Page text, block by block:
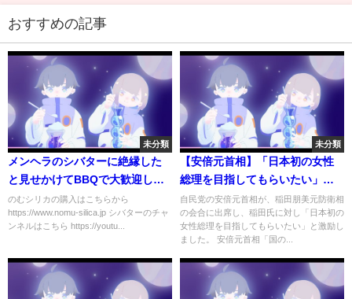
おすすめの記事
未分類
メンヘラのシバターに絶縁した
と見せかけてBBQで大歓迎して
みた
のむシリカの購入はこちらから
https://www.nomu-silica.jp シバターのチャ
ンネルはこちら https://youtu...
未分類
【安倍元首相】「日本初の女性
総理を目指してもらいたい」稲
田元防衛相を激励
自民党の安倍元首相が、稲田朋美元防衛相
の会合に出席し、稲田氏に対し「日本初の
女性総理を目指してもらいたい」と激励し
ました。 安倍元首相「国の...